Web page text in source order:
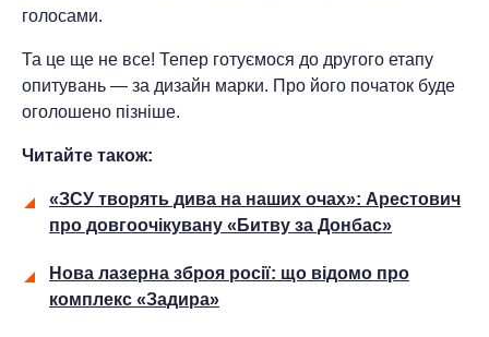
голосами.
Та це ще не все! Тепер готуємося до другого етапу
опитувань — за дизайн марки. Про його початок буде
оголошено пізніше.
Читайте також:
«ЗСУ творять дива на наших очах»: Арестович
про довгоочікувану «Битву за Донбас»
Нова лазерна зброя росії: що відомо про
комплекс «Задира»